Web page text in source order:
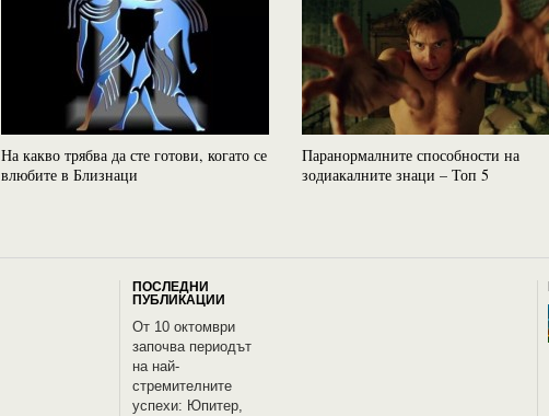
На какво трябва да сте готови, когато се
влюбите в Близнаци
Паранормалните способности на
зодиакалните знаци – Топ 5
ПОСЛЕДНИ
ПУБЛИКАЦИИ
От 10 октомври
започва периодът
на най-
стремителните
успехи: Юпитер,